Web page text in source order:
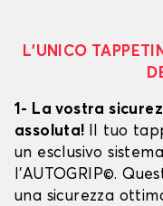
L’UNICO
1- La vostra
assoluta! Il tuo
un esclusivo
l’AUTOGRIP©.
una sicurezza